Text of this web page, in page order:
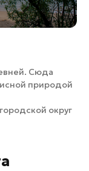
Сюда
природой
округ